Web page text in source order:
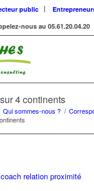
public
nous au 05.61.20.04.20
4 continents
Qui sommes-nous ? /